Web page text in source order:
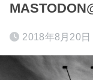
2018年8月20日